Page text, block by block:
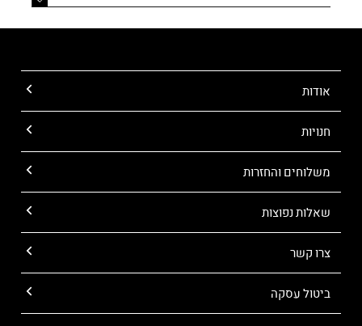
אודות
חנויות
משלוחים והחזרות
שאלות נפוצות
צרו קשר
ביטול עסקה